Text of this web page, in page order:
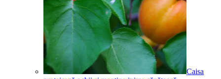
Caisa